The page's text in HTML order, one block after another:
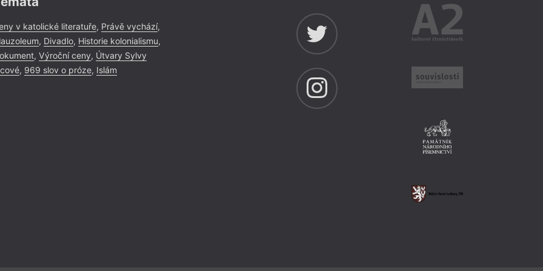
v katolické literatuře, Právě vychází,
, Divadlo, Historie kolonialismu,
, Výroční ceny, Útvary Sylvy
, 969 slov o próze, Islám